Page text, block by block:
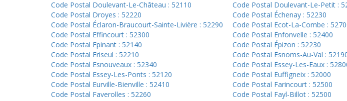
Code Postal Doulevant-Le-Château : 52110
Code Postal Doulevant-Le-Petit :
Code Postal Droyes : 52220
Code Postal Échenay : 52230
Code Postal Éclaron-Braucourt-Sainte-Livière : 52290
Code Postal Ecot-La-Combe :
Code Postal Effincourt : 52300
Code Postal Enfonvelle : 52400
Code Postal Epinant : 52140
Code Postal Épizon : 52230
Code Postal Eriseul : 52210
Code Postal Esnoms-Au-Val :
Code Postal Esnouveaux : 52340
Code Postal Essey-Les-Eaux :
Code Postal Essey-Les-Ponts : 52120
Code Postal Euffigneix : 52000
Code Postal Eurville-Bienville : 52410
Code Postal Farincourt : 52500
Code Postal Faverolles : 52260
Code Postal Fayl-Billot : 52500